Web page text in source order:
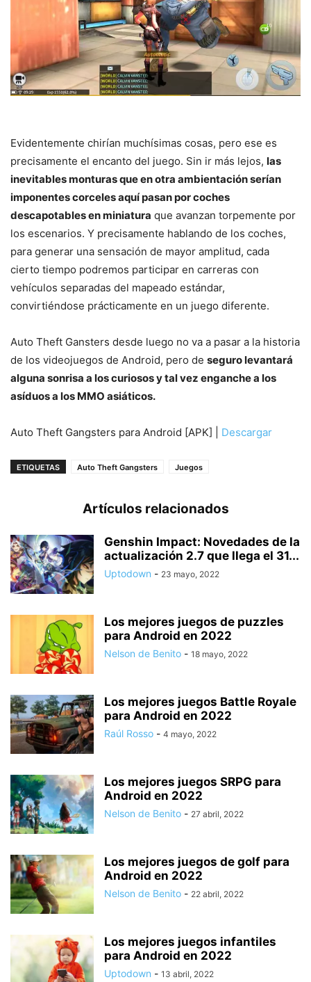
Evidentemente chirían muchísimas cosas, pero ese es
precisamente el encanto del juego. Sin ir más lejos, las
inevitables monturas que en otra ambientación serían
imponentes corceles aquí pasan por coches
descapotables en miniatura que avanzan torpemente por
los escenarios. Y precisamente hablando de los coches,
para generar una sensación de mayor amplitud, cada
cierto tiempo podremos participar en carreras con
vehículos separadas del mapeado estándar,
convirtiéndose prácticamente en un juego diferente.
Auto Theft Gansters desde luego no va a pasar a la historia
de los videojuegos de Android, pero de seguro levantará
alguna sonrisa a los curiosos y tal vez enganche a los
asíduos a los MMO asiáticos.
Auto Theft Gangsters para Android [APK] | Descargar
ETIQUETAS Auto Theft Gangsters Juegos
Artículos relacionados
Genshin Impact: Novedades de la
actualización 2.7 que llega el 31...
Uptodown - 23 mayo, 2022
Los mejores juegos de puzzles
para Android en 2022
Nelson de Benito - 18 mayo, 2022
Los mejores juegos Battle Royale
para Android en 2022
Raúl Rosso - 4 mayo, 2022
Los mejores juegos SRPG para
Android en 2022
Nelson de Benito - 27 abril, 2022
Los mejores juegos de golf para
Android en 2022
Nelson de Benito - 22 abril, 2022
Los mejores juegos infantiles
para Android en 2022
Uptodown - 13 abril, 2022